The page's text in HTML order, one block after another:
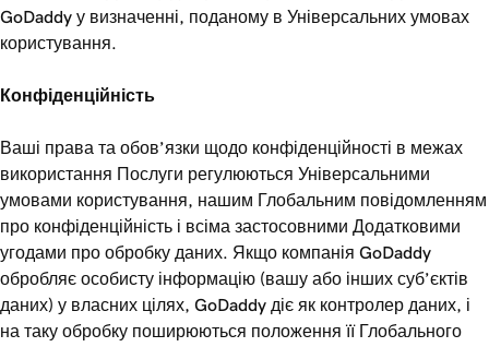
GoDaddy у визначенні, поданому в Універсальних умовах
користування.
Конфіденційність
Ваші права та обов’язки щодо конфіденційності в межах
використання Послуги регулюються Універсальними
умовами користування, нашим Глобальним повідомленням
про конфіденційність і всіма застосовними Додатковими
угодами про обробку даних. Якщо компанія GoDaddy
обробляє особисту інформацію (вашу або інших суб’єктів
даних) у власних цілях, GoDaddy діє як контролер даних, і
на таку обробку поширюються положення її Глобального